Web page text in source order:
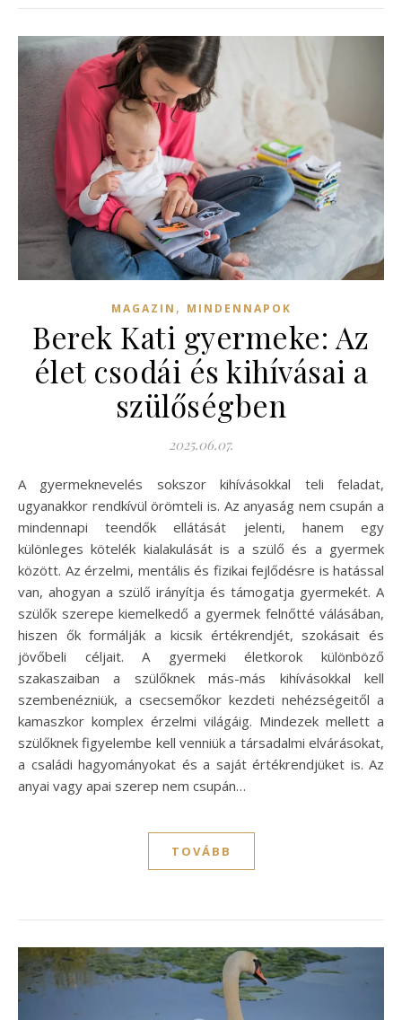
MAGAZIN , MINDENNAPOK
Berek Kati gyermeke: Az
élet csodái és kihívásai a
szülőségben
2025.06.07.
A gyermeknevelés sokszor kihívásokkal teli feladat,
ugyanakkor rendkívül örömteli is. Az anyaság nem csupán a
mindennapi teendők ellátását jelenti, hanem egy
különleges kötelék kialakulását is a szülő és a gyermek
között. Az érzelmi, mentális és fizikai fejlődésre is hatással
van, ahogyan a szülő irányítja és támogatja gyermekét. A
szülők szerepe kiemelkedő a gyermek felnőtté válásában,
hiszen ők formálják a kicsik értékrendjét, szokásait és
jövőbeli céljait. A gyermeki életkorok különböző
szakaszaiban a szülőknek más-más kihívásokkal kell
szembenézniük, a csecsemőkor kezdeti nehézségeitől a
kamaszkor komplex érzelmi világáig. Mindezek mellett a
szülőknek figyelembe kell venniük a társadalmi elvárásokat,
a családi hagyományokat és a saját értékrendjüket is. Az
anyai vagy apai szerep nem csupán…
TOVÁBB